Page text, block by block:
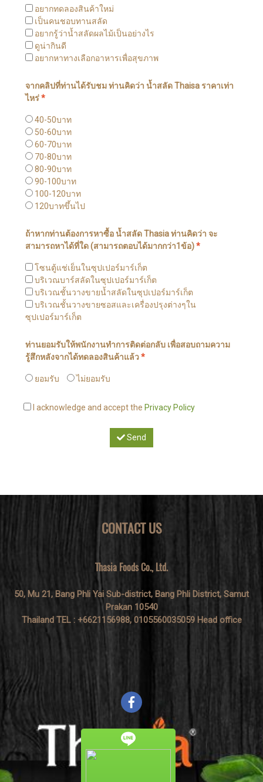
อยากทดลองสินค้าใหม่
เป็นคนชอบทานสลัด
อยากรู้ว่าน้ำสลัดผลไม้เป็นอย่างไร
ดูน่ากินดี
อยากหาทางเลือกอาหารเพื่อสุขภาพ
จากคลิปที่ท่านได้รับชม ท่านคิดว่า น้ำสลัด Thaisa ราคาเท่า
ไหร่*
40-50บาท
50-60บาท
60-70บาท
70-80บาท
80-90บาท
90-100บาท
100-120บาท
120บาทขึ้นไป
ถ้าหากท่านต้องการหาซื้อ น้ำสลัด Thasia ท่านคิดว่า จะ
สามารถหาได้ที่ใด (สามารถตอบได้มากกว่า1ข้อ)*
โซนตู้แช่เย็นในซุปเปอร์มาร์เก็ต
บริเวณบาร์สลัดในซุปเปอร์มาร์เก็ต
บริเวณชั้นวางขายน้ำสลัดในซุปเปอร์มาร์เก็ต
บริเวณชั้นวางขายซอสและเครื่องปรุงต่างๆใน
ซุปเปอร์มาร์เก็ต
ท่านยอมรับให้พนักงานทำการติดต่อกลับ เพื่อสอบถามความ
รู้สึกหลังจากได้ทดลองสินค้าแล้ว*
ยอมรับ ไม่ยอมรับ
I acknowledge and accept the Privacy Policy
Send
CONTACT US
Thasia Foods Co., Ltd.
50, Mu 21, Bang Phli Yai Sub-district, Bang Phli District, Samut
Prakan 10540
Thailand TEL : +6621156988, 0105560035059 Head office